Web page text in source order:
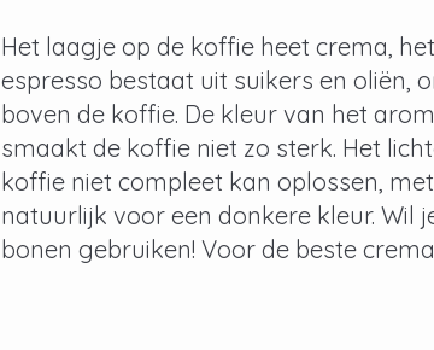
Het laagje op de koffie heet crema,
espresso bestaat uit suikers en oliën,
boven de koffie. De kleur van het
smaakt de koffie niet zo sterk. Het
koffie niet compleet kan oplossen,
natuurlijk voor een donkere kleur. Wil
bonen gebruiken! Voor de beste